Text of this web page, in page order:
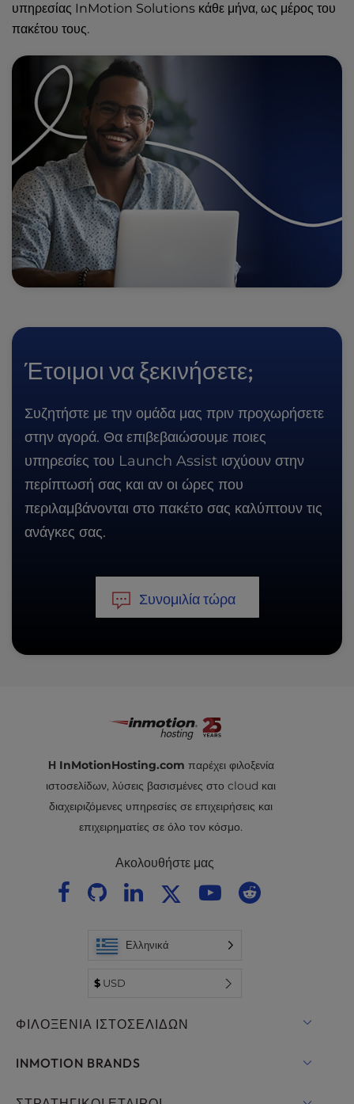
υπηρεσίας InMotion Solutions κάθε μήνα, ως μέρος του
πακέτου τους.
Έτοιμοι να ξεκινήσετε;
Συζητήστε με την ομάδα μας πριν προχωρήσετε
στην αγορά. Θα επιβεβαιώσουμε ποιες
υπηρεσίες του Launch Assist ισχύουν στην
περίπτωσή σας και αν οι ώρες που
περιλαμβάνονται στο πακέτο σας καλύπτουν τις
ανάγκες σας.
Συνομιλία τώρα
Η InMotionHosting.com παρέχει φιλοξενία
ιστοσελίδων, λύσεις βασισμένες στο cloud και
διαχειριζόμενες υπηρεσίες σε επιχειρήσεις και
επιχειρηματίες σε όλο τον κόσμο.
Ακολουθήστε μας
Ελληνικά
$USD
ΦΙΛΟΞΕΝΊΑ ΙΣΤΟΣΕΛΊΔΩΝ
Κοινόχρηστη φιλοξενία
INMOTION BRANDS
RamNode Cloud